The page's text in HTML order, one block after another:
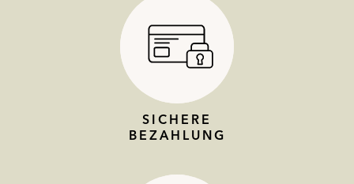
SICHERE
BEZAHLUNG